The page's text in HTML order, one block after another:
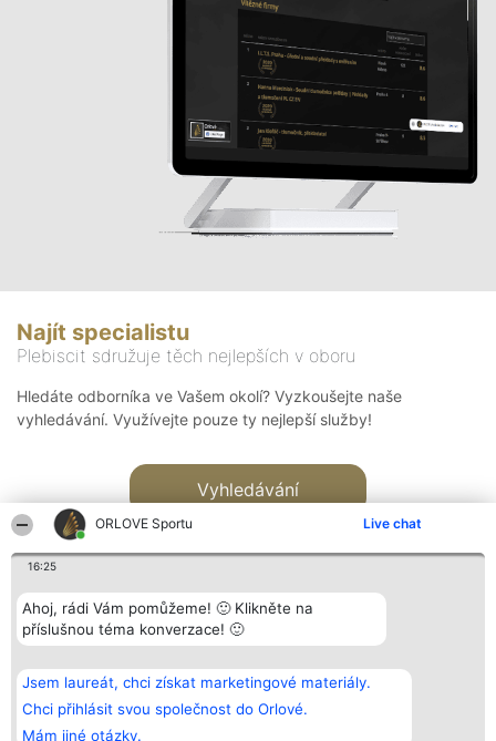
ORLOVE Sportu Live chat
16:25
Ahoj, rádi Vám pomůžeme! 🙂 Klikněte na
příslušnou téma konverzace! 🙂
Jsem laureát, chci získat marketingové materiály.
Chci přihlásit svou společnost do Orlové.
Mám jiné otázky.
Najít specialistu
Plebiscit sdružuje těch nejlepších v oboru
Hledáte odborníka ve Vašem okolí? Vyzkoušejte naše
vyhledávání. Využívejte pouze ty nejlepší služby!
Vyhledávání
Bright Side Solutions sp. z o.
o. sp. k.
ul. Ruska 22
Wrocław 50-079
KRS 0000749100 | Regon
Vítězové
Seznam všech
laureátů
Zásady
Kontakt